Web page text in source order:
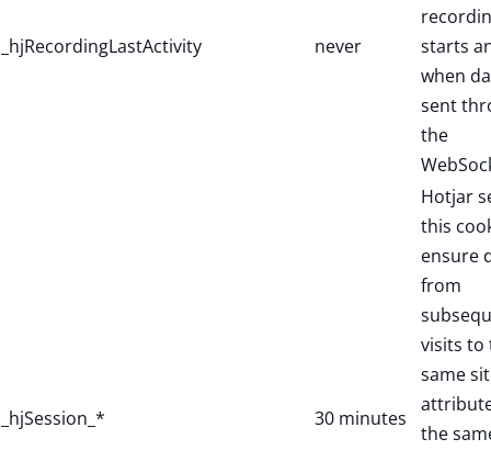
_hjRecordingLastActivity never
starts
when
sent
the
_hjSession_* 30 minutes
Hotjar
this
ensure
from
visits to
same
the